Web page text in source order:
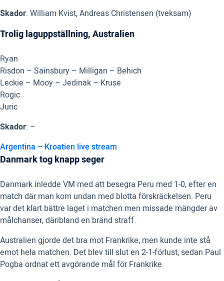
Skador: William Kvist, Andreas Christensen (tveksam)
Trolig laguppställning, Australien
Ryan
Risdon – Sainsbury – Milligan – Behich
Leckie – Mooy – Jedinak – Kruse
Rogic
Juric
Skador: –
Argentina – Kroatien live stream
Danmark tog knapp seger
Danmark inledde VM med att besegra Peru med 1-0, efter en
match där man kom undan med blotta förskräckelsen. Peru
var det klart bättre laget i matchen men missade mängder av
målchanser, däribland en bränd straff.
Australien gjorde det bra mot Frankrike, men kunde inte stå
emot hela matchen. Det blev till slut en 2-1-förlust, sedan Paul
Pogba ordnat ett avgörande mål för Frankrike.